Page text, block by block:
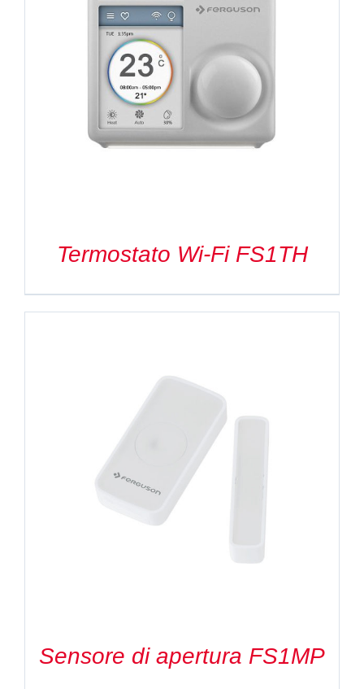
Termostato Wi-Fi FS1TH
Sensore di apertura FS1MP